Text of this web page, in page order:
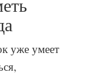
уже умеет